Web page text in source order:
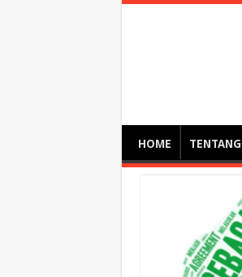
HOME TENTANG